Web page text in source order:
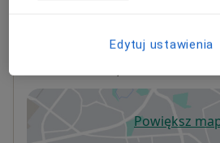
Centrum Medyczne
Gdańsk Zaspa
Powiększ
Edytuj ustawienia